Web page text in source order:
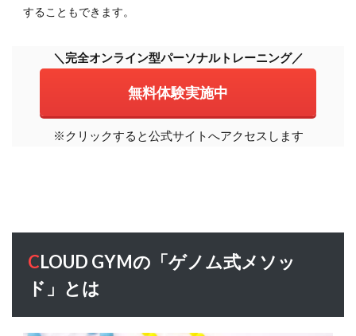
することもできます。
＼完全オンライン型パーソナルトレーニング／
無料体験実施中
※クリックすると公式サイトへアクセスします
CLOUD GYMの「ゲノム式メソッ
ド」とは